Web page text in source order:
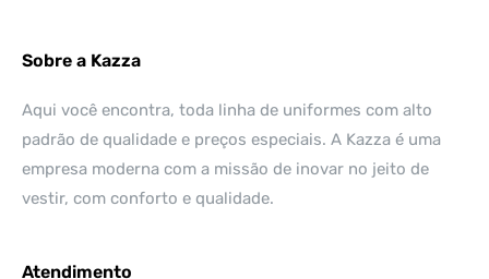
Sobre a Kazza
Aqui você encontra, toda linha de uniformes com alto
padrão de qualidade e preços especiais. A Kazza é uma
empresa moderna com a missão de inovar no jeito de
vestir, com conforto e qualidade.
Atendimento